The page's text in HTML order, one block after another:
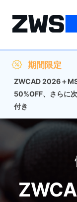
期間限定
ZWCAD 2026＋
50%OFF、さらに
付き